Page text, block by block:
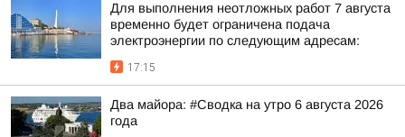
Для выполнения неотложных работ 7 августа
временно будет ограничена подача
электроэнергии по следующим адресам:
17:15
Два майора: #Сводка на утро 6 августа 2026
года